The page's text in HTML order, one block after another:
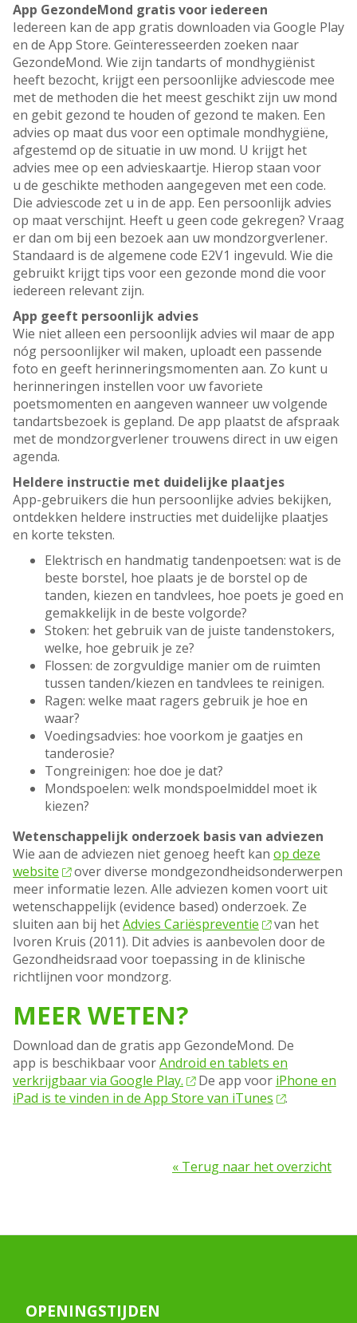
App GezondeMond gratis voor iedereen
Iedereen kan de app gratis downloaden via Google Play
en de App Store. Geïnteresseerden zoeken naar
GezondeMond. Wie zijn tandarts of mondhygiënist
heeft bezocht, krijgt een persoonlijke adviescode mee
met de methoden die het meest geschikt zijn uw mond
en gebit gezond te houden of gezond te maken. Een
advies op maat dus voor een optimale mondhygiëne,
afgestemd op de situatie in uw mond. U krijgt het
advies mee op een advieskaartje. Hierop staan voor
u de geschikte methoden aangegeven met een code.
Die adviescode zet u in de app. Een persoonlijk advies
op maat verschijnt. Heeft u geen code gekregen? Vraag
er dan om bij een bezoek aan uw mondzorgverlener.
Standaard is de algemene code E2V1 ingevuld. Wie die
gebruikt krijgt tips voor een gezonde mond die voor
iedereen relevant zijn.
App geeft persoonlijk advies
Wie niet alleen een persoonlijk advies wil maar de app
nóg persoonlijker wil maken, uploadt een passende
foto en geeft herinneringsmomenten aan. Zo kunt u
herinneringen instellen voor uw favoriete
poetsmomenten en aangeven wanneer uw volgende
tandartsbezoek is gepland. De app plaatst de afspraak
met de mondzorgverlener trouwens direct in uw eigen
agenda.
Heldere instructie met duidelijke plaatjes
App-gebruikers die hun persoonlijke advies bekijken,
ontdekken heldere instructies met duidelijke plaatjes
en korte teksten.
Elektrisch en handmatig tandenpoetsen: wat is de
beste borstel, hoe plaats je de borstel op de
tanden, kiezen en tandvlees, hoe poets je goed en
gemakkelijk in de beste volgorde?
Stoken: het gebruik van de juiste tandenstokers,
welke, hoe gebruik je ze?
Flossen: de zorgvuldige manier om de ruimten
tussen tanden/kiezen en tandvlees te reinigen.
Ragen: welke maat ragers gebruik je hoe en
waar?
Voedingsadvies: hoe voorkom je gaatjes en
tanderosie?
Tongreinigen: hoe doe je dat?
Mondspoelen: welk mondspoelmiddel moet ik
kiezen?
Wetenschappelijk onderzoek basis van adviezen
Wie aan de adviezen niet genoeg heeft kan op deze
website
over diverse mondgezondheidsonderwerpen
meer informatie lezen. Alle adviezen komen voort uit
wetenschappelijk (evidence based) onderzoek. Ze
sluiten aan bij hetAdvies Cariëspreventie
van het
Ivoren Kruis (2011). Dit advies is aanbevolen door de
Gezondheidsraad voor toepassing in de klinische
richtlijnen voor mondzorg.
MEER WETEN?
Download dan de gratis app GezondeMond. De
app is beschikbaar voorAndroid en tablets en
verkrijgbaar via Google Play.
De app voor iPhone en
iPad is te vinden in de App Store van iTunes
.
« Terug naar het overzicht
OPENINGSTIJDEN